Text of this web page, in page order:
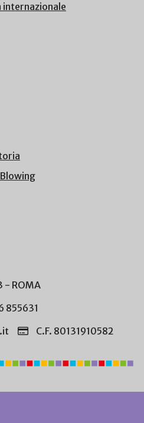
- ROMA
855631
C.F. 80131910582